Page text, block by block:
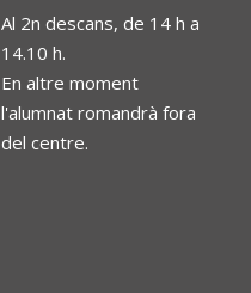
Al 2n descans, de 14 h a
14.10 h.
En altre moment
l'alumnat romandrà fora
del centre.